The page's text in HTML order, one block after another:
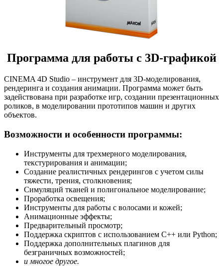
Программа для работы с 3D-графикой
CINEMA 4D Studio – инструмент для 3D-моделирования,
рендеринга и создания анимации. Программа может быть
задействована при разработке игр, создании презентационных
роликов, в моделировании прототипов машин и других
объектов.
Возможности и особенности программы:
Инструменты для трехмерного моделирования,
текстурирования и анимации;
Создание реалистичных рендерингов с учетом силы
тяжести, трения, столкновения;
Симуляций тканей и полигональное моделирование;
Проработка освещения;
Инструменты для работы с волосами и кожей;
Анимационные эффекты;
Предварительный просмотр;
Поддержка скриптов с использованием C++ или Python;
Поддержка дополнительных плагинов для
безграничных возможностей;
и многое другое.